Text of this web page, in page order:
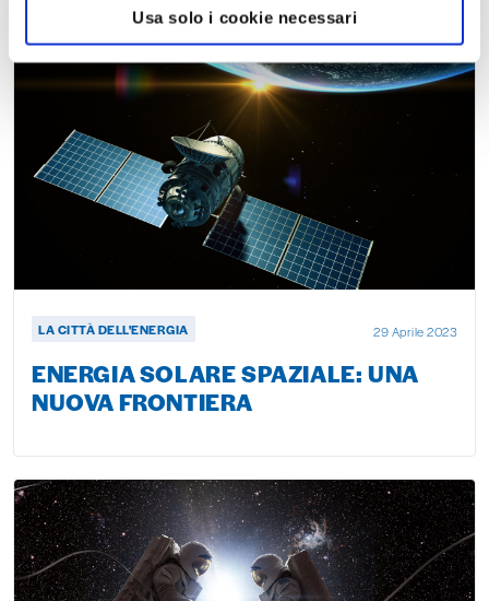
Usa solo i cookie necessari
LA CITTÀ DELL'ENERGIA 29 Aprile 2023
ENERGIA SOLARE SPAZIALE: UNA
NUOVA FRONTIERA